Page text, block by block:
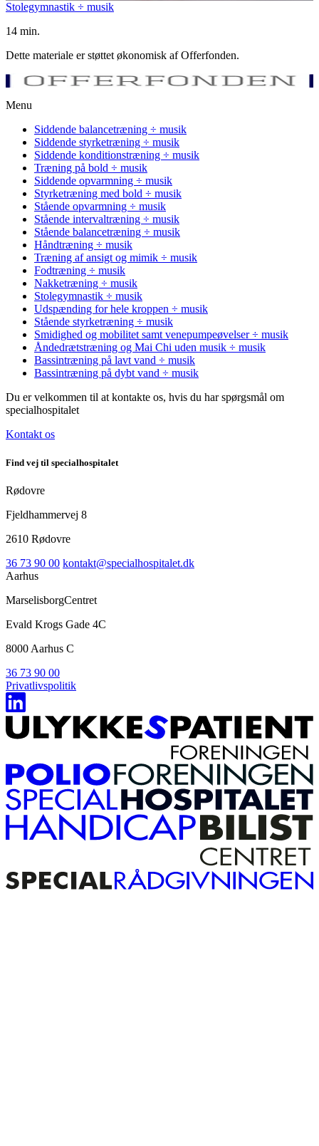
Stolegymnastik ÷ musik
14 min.
Dette materiale er støttet økonomisk af Offerfonden.
Menu
Siddende balancetræning ÷ musik
Siddende styrketræning ÷ musik
Siddende konditionstræning ÷ musik
Træning på bold ÷ musik
Siddende opvarmning ÷ musik
Styrketræning med bold ÷ musik
Stående opvarmning ÷ musik
Stående intervaltræning ÷ musik
Stående balancetræning ÷ musik
Håndtræning ÷ musik
Træning af ansigt og mimik ÷ musik
Fodtræning ÷ musik
Nakketræning ÷ musik
Stolegymnastik ÷ musik
Udspænding for hele kroppen ÷ musik
Stående styrketræning ÷ musik
Smidighed og mobilitet samt venepumpeøvelser ÷ musik
Åndedrætstræning og Mai Chi uden musik ÷ musik
Bassintræning på lavt vand ÷ musik
Bassintræning på dybt vand ÷ musik
Du er velkommen til at kontakte os, hvis du har spørgsmål om
specialhospitalet
Kontakt os
Find vej til specialhospitalet
Rødovre
Fjeldhammervej 8
2610 Rødovre
36 73 90 00 kontakt@specialhospitalet.dk
Aarhus
MarselisborgCentret
Evald Krogs Gade 4C
8000 Aarhus C
36 73 90 00
Privatlivspolitik